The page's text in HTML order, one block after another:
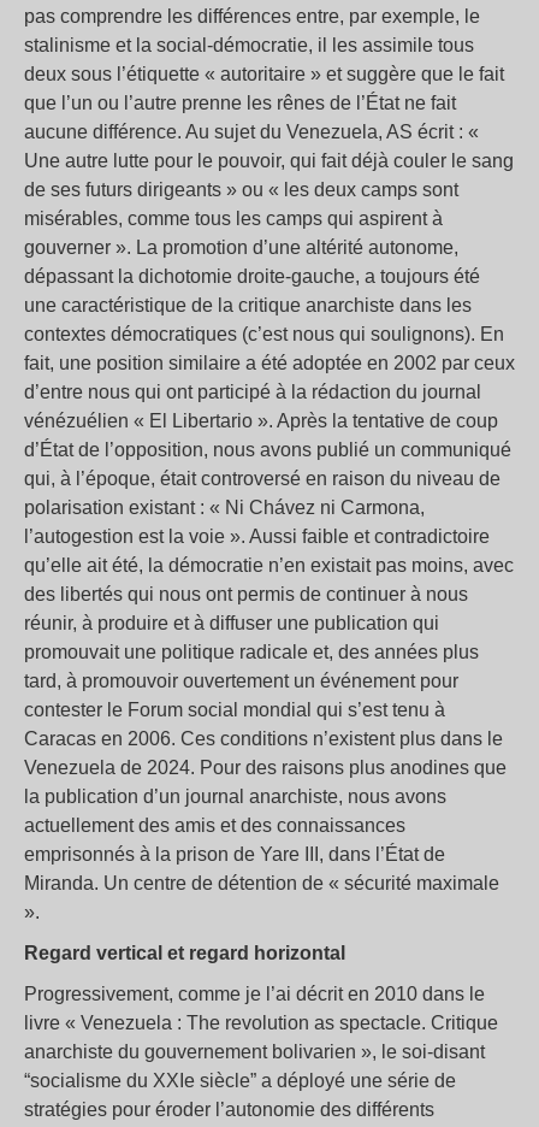
pas comprendre les différences entre, par exemple, le
stalinisme et la social-démocratie, il les assimile tous
deux sous l’étiquette « autoritaire » et suggère que le fait
que l’un ou l’autre prenne les rênes de l’État ne fait
aucune différence. Au sujet du Venezuela, AS écrit : «
Une autre lutte pour le pouvoir, qui fait déjà couler le sang
de ses futurs dirigeants » ou « les deux camps sont
misérables, comme tous les camps qui aspirent à
gouverner ». La promotion d’une altérité autonome,
dépassant la dichotomie droite-gauche, a toujours été
une caractéristique de la critique anarchiste dans les
contextes démocratiques (c’est nous qui soulignons). En
fait, une position similaire a été adoptée en 2002 par ceux
d’entre nous qui ont participé à la rédaction du journal
vénézuélien « El Libertario ». Après la tentative de coup
d’État de l’opposition, nous avons publié un communiqué
qui, à l’époque, était controversé en raison du niveau de
polarisation existant : « Ni Chávez ni Carmona,
l’autogestion est la voie ». Aussi faible et contradictoire
qu’elle ait été, la démocratie n’en existait pas moins, avec
des libertés qui nous ont permis de continuer à nous
réunir, à produire et à diffuser une publication qui
promouvait une politique radicale et, des années plus
tard, à promouvoir ouvertement un événement pour
contester le Forum social mondial qui s’est tenu à
Caracas en 2006. Ces conditions n’existent plus dans le
Venezuela de 2024. Pour des raisons plus anodines que
la publication d’un journal anarchiste, nous avons
actuellement des amis et des connaissances
emprisonnés à la prison de Yare III, dans l’État de
Miranda. Un centre de détention de « sécurité maximale
».
Regard vertical et regard horizontal
Progressivement, comme je l’ai décrit en 2010 dans le
livre « Venezuela : The revolution as spectacle. Critique
anarchiste du gouvernement bolivarien », le soi-disant
“socialisme du XXIe siècle” a déployé une série de
stratégies pour éroder l’autonomie des différents